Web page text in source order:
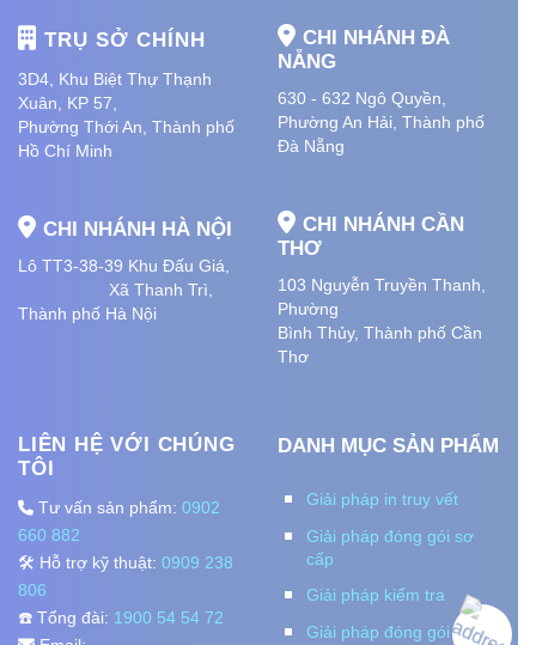
TRỤ SỞ CHÍNH
3D4, Khu Biệt Thự Thạnh
Xuân, KP 57,
Phường Thới An, Thành phố
Hồ Chí Minh
CHI NHÁNH HÀ NỘI
Lô TT3-38-39 Khu Đấu Giá,
Xã Thanh Trì,
Thành phố Hà Nội
CHI NHÁNH ĐÀ
NẴNG
630 - 632 Ngô Quyền,
Phường An Hải , Thành phố
Đà Nẵng
CHI NHÁNH CẦN
THƠ
103 Nguyễn Truyền Thanh,
Phường
Bình Thủy, Thành phố Cần
Thơ
LIÊN HỆ VỚI CHÚNG
TÔI
Tư vấn sản phẩm: 0902
660 882
🛠️ Hỗ trợ kỹ thuật: 0909 238
806
☎️ Tổng đài: 1900 54 54 72
DANH MỤC SẢN PHẨM
Giải pháp in truy vết
Giải pháp đóng gói sơ
cấp
Giải pháp kiểm tra
Giải pháp đóng gói thứ